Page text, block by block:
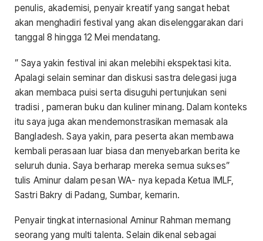
penulis, akademisi, penyair kreatif yang sangat hebat
akan menghadiri festival yang akan diselenggarakan dari
tanggal 8 hingga 12 Mei mendatang.
” Saya yakin festival ini akan melebihi ekspektasi kita.
Apalagi selain seminar dan diskusi sastra delegasi juga
akan membaca puisi serta disuguhi pertunjukan seni
tradisi , pameran buku dan kuliner minang. Dalam konteks
itu saya juga akan mendemonstrasikan memasak ala
Bangladesh. Saya yakin, para peserta akan membawa
kembali perasaan luar biasa dan menyebarkan berita ke
seluruh dunia. Saya berharap mereka semua sukses”
tulis Aminur dalam pesan WA- nya kepada Ketua IMLF,
Sastri Bakry di Padang, Sumbar, kemarin.
Penyair tingkat internasional Aminur Rahman memang
seorang yang multi talenta. Selain dikenal sebagai